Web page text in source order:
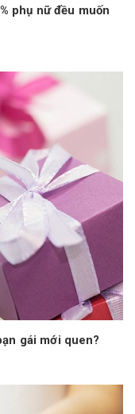
phụ nữ đều muốn
gái mới quen?